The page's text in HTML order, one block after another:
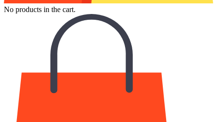
No products in the cart.